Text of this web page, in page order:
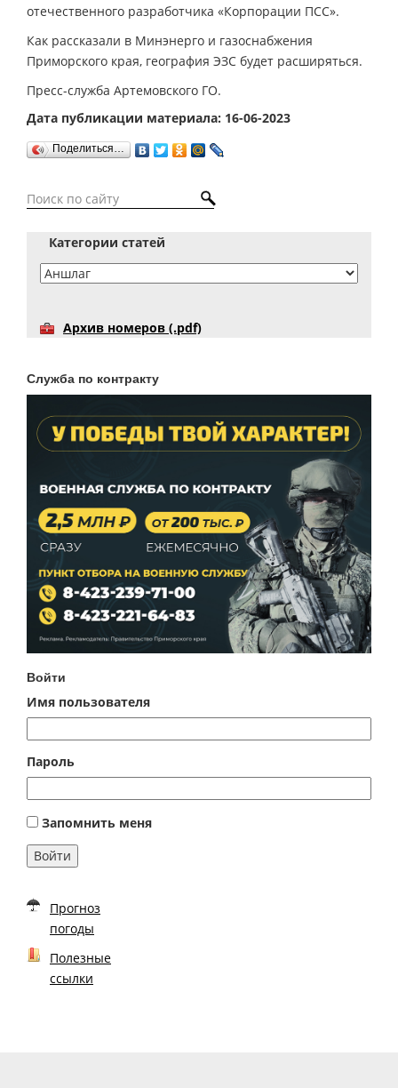
отечественного разработчика «Корпорации ПСС».
Как рассказали в Минэнерго и газоснабжения
Приморского края, география ЭЗС будет расширяться.
Пресс-служба Артемовского ГО.
Дата публикации материала: 16-06-2023
Поделиться…
Категории статей
Архив номеров (.pdf)
Служба по контракту
Войти
Имя пользователя
Пароль
Запомнить меня
Войти
Прогноз
погоды
Полезные
ссылки